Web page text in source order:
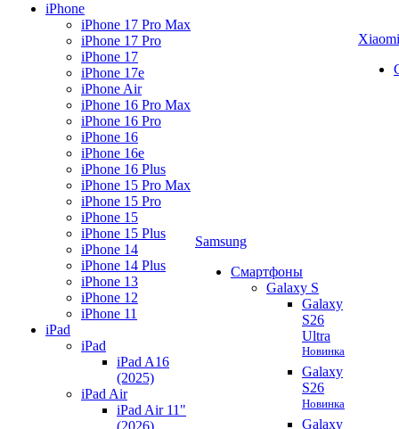
iPhone
iPhone 17 Pro Max
iPhone 17 Pro
iPhone 17
iPhone 17e
iPhone Air
iPhone 16 Pro Max
iPhone 16 Pro
iPhone 16
iPhone 16e
iPhone 16 Plus
iPhone 15 Pro Max
iPhone 15 Pro
iPhone 15
iPhone 15 Plus
iPhone 14
iPhone 14 Plus
iPhone 13
iPhone 12
iPhone 11
iPad
iPad
iPad A16
(2025)
iPad Air
iPad Air 11"
(2026)
Samsung
Смартфоны
Galaxy S
Galaxy
S26
Ultra
Новинка
Galaxy
S26
Новинка
Galaxy
Xiaomi